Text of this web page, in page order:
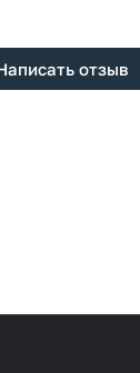
отзыв